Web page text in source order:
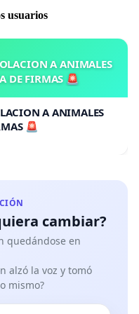
hábito de este tipo es
y no deben saber de
otros. Una distancia
que caracteriza a
a 1,5
es
compulsivos
que tienen
usuarios
A ANIMALES
DE FIRMAS 🚨
A ANIMALES
🚨
cambiar?
quedándose en
alzó la voz y tomó
mismo?